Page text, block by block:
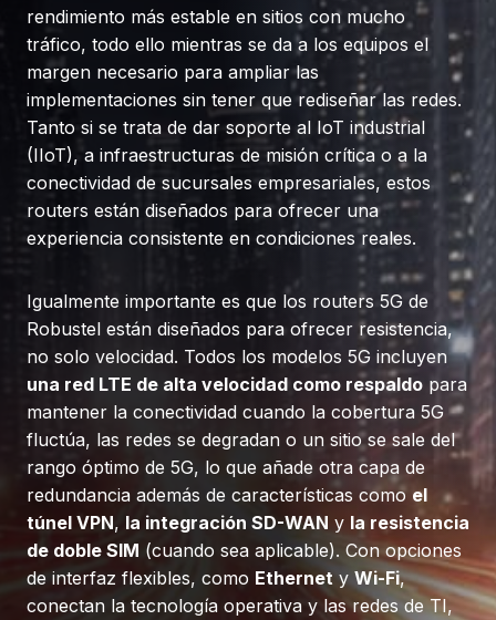
rendimiento más estable en sitios con mucho
tráfico, todo ello mientras se da a los equipos el
margen necesario para ampliar las
implementaciones sin tener que rediseñar las redes.
Tanto si se trata de dar soporte al IoT industrial
(IIoT), a infraestructuras de misión crítica o a la
conectividad de sucursales empresariales, estos
routers están diseñados para ofrecer una
experiencia consistente en condiciones reales.
Igualmente importante es que los routers 5G de
Robustel están diseñados para ofrecer resistencia,
no solo velocidad. Todos los modelos 5G incluyen
una red LTE de alta velocidad como respaldo para
mantener la conectividad cuando la cobertura 5G
fluctúa, las redes se degradan o un sitio se sale del
rango óptimo de 5G, lo que añade otra capa de
redundancia además de características como el
túnel VPN, la integración SD-WAN y la resistencia
de doble SIM (cuando sea aplicable). Con opciones
de interfaz flexibles, como Ethernety Wi-Fi,
conectan la tecnología operativa y las redes de TI,